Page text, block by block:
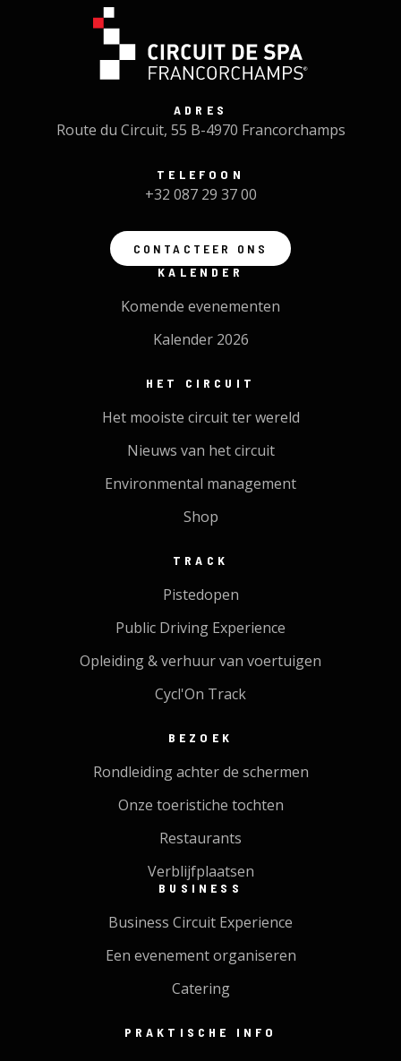
ADRES
Route du Circuit, 55 B-4970 Francorchamps
TELEFOON
+32 087 29 37 00
CONTACTEER ONS
KALENDER
Komende evenementen
Kalender 2026
HET CIRCUIT
Het mooiste circuit ter wereld
Nieuws van het circuit
Environmental management
Shop
TRACK
Pistedopen
Public Driving Experience
Opleiding & verhuur van voertuigen
Cycl'On Track
BEZOEK
Rondleiding achter de schermen
Onze toeristiche tochten
Restaurants
Verblijfplaatsen
BUSINESS
Business Circuit Experience
Een evenement organiseren
Catering
PRAKTISCHE INFO